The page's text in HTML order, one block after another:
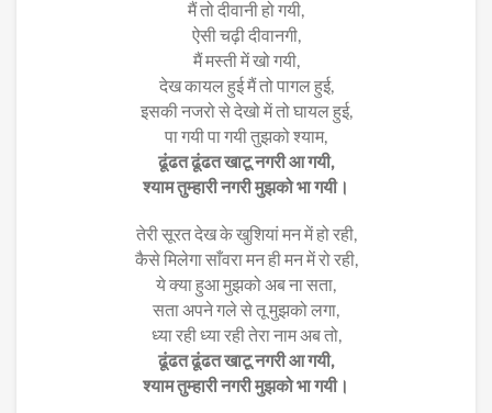
मैं तो दीवानी हो गयी,
ऐसी चढ़ी दीवानगी,
मैं मस्ती में खो गयी,
देख कायल हुई मैं तो पागल हुई,
इसकी नजरो से देखो में तो घायल हुई,
पा गयी पा गयी तुझको श्याम,
ढूंढत ढूंढत खाटू नगरी आ गयी,
श्याम तुम्हारी नगरी मुझको भा गयी।
तेरी सूरत देख के खुशियां मन में हो रही,
कैसे मिलेगा साँवरा मन ही मन में रो रही,
ये क्या हुआ मुझको अब ना सता,
सता अपने गले से तू मुझको लगा,
ध्या रही ध्या रही तेरा नाम अब तो,
ढूंढत ढूंढत खाटू नगरी आ गयी,
श्याम तुम्हारी नगरी मुझको भा गयी।